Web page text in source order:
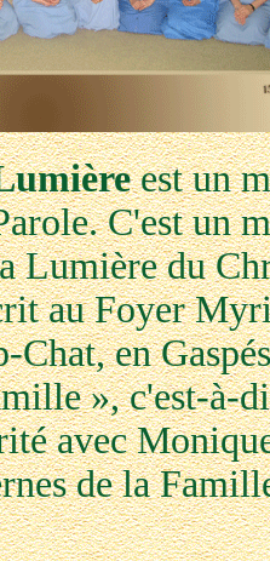
est un
C'est un
Lumière du
au Foyer
Chat, en
», c'est-à-
avec
de la